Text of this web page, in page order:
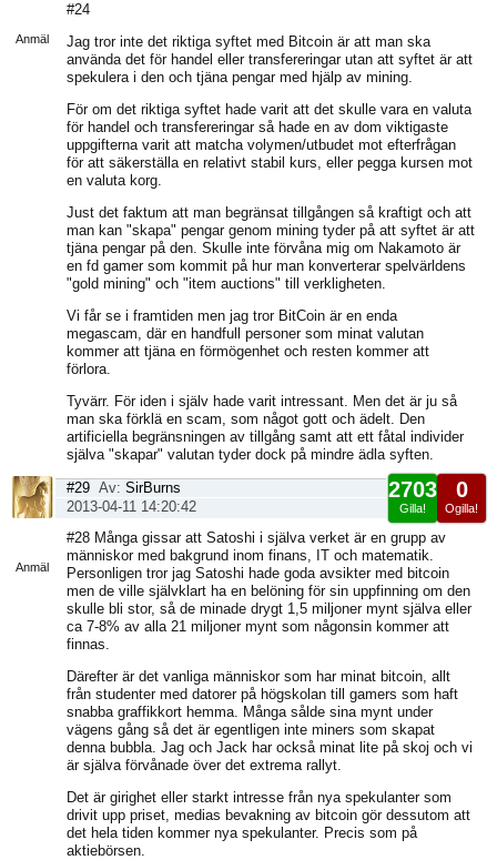
Anmäl
#24
Jag tror inte det riktiga syftet med Bitcoin är att man ska
använda det för handel eller transfereringar utan att syftet är att
spekulera i den och tjäna pengar med hjälp av mining.
För om det riktiga syftet hade varit att det skulle vara en valuta
för handel och transfereringar så hade en av dom viktigaste
uppgifterna varit att matcha volymen/utbudet mot efterfrågan
för att säkerställa en relativt stabil kurs, eller pegga kursen mot
en valuta korg.
Just det faktum att man begränsat tillgången så kraftigt och att
man kan "skapa" pengar genom mining tyder på att syftet är att
tjäna pengar på den. Skulle inte förvåna mig om Nakamoto är
en fd gamer som kommit på hur man konverterar spelvärldens
"gold mining" och "item auctions" till verkligheten.
Vi får se i framtiden men jag tror BitCoin är en enda
megascam, där en handfull personer som minat valutan
kommer att tjäna en förmögenhet och resten kommer att
förlora.
Tyvärr. För iden i själv hade varit intressant. Men det är ju så
man ska förklä en scam, som något gott och ädelt. Den
artificiella begränsningen av tillgång samt att ett fåtal individer
själva "skapar" valutan tyder dock på mindre ädla syften.
Anmäl
0
Ogilla!
2703
Gilla!
#29 Av: SirBurns
2013-04-11 14:20:42
#28 Många gissar att Satoshi i själva verket är en grupp av
människor med bakgrund inom finans, IT och matematik.
Personligen tror jag Satoshi hade goda avsikter med bitcoin
men de ville självklart ha en belöning för sin uppfinning om den
skulle bli stor, så de minade drygt 1,5 miljoner mynt själva eller
ca 7-8% av alla 21 miljoner mynt som någonsin kommer att
finnas.
Därefter är det vanliga människor som har minat bitcoin, allt
från studenter med datorer på högskolan till gamers som haft
snabba graffikkort hemma. Många sålde sina mynt under
vägens gång så det är egentligen inte miners som skapat
denna bubbla. Jag och Jack har också minat lite på skoj och vi
är själva förvånade över det extrema rallyt.
Det är girighet eller starkt intresse från nya spekulanter som
drivit upp priset, medias bevakning av bitcoin gör dessutom att
det hela tiden kommer nya spekulanter. Precis som på
aktiebörsen.